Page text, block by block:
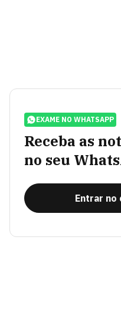
EXAME NO WHATSAPP
Receba as
no seu
Entrar no